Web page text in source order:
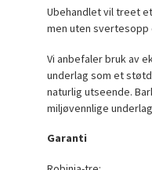
Ubehandlet vil treet
men uten svertesopp
Vi anbefaler bruk av
underlag som et
naturlig utseende.
miljøvennlige
Garanti